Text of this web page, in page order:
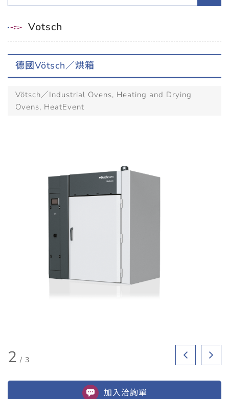
Votsch
德國Vötsch／烘箱
Vötsch／Industrial Ovens, Heating and Drying
Ovens, HeatEvent
2 / 3
加入洽詢單